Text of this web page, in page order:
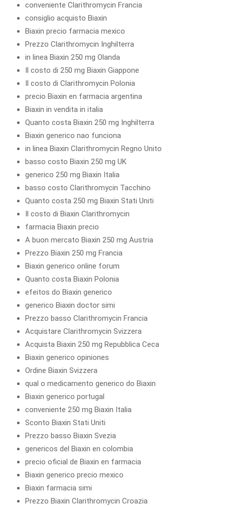
conveniente Clarithromycin Francia
consiglio acquisto Biaxin
Biaxin precio farmacia mexico
Prezzo Clarithromycin Inghilterra
in linea Biaxin 250 mg Olanda
Il costo di 250 mg Biaxin Giappone
Il costo di Clarithromycin Polonia
precio Biaxin en farmacia argentina
Biaxin in vendita in italia
Quanto costa Biaxin 250 mg Inghilterra
Biaxin generico nao funciona
in linea Biaxin Clarithromycin Regno Unito
basso costo Biaxin 250 mg UK
generico 250 mg Biaxin Italia
basso costo Clarithromycin Tacchino
Quanto costa 250 mg Biaxin Stati Uniti
Il costo di Biaxin Clarithromycin
farmacia Biaxin precio
A buon mercato Biaxin 250 mg Austria
Prezzo Biaxin 250 mg Francia
Biaxin generico online forum
Quanto costa Biaxin Polonia
efeitos do Biaxin generico
generico Biaxin doctor simi
Prezzo basso Clarithromycin Francia
Acquistare Clarithromycin Svizzera
Acquista Biaxin 250 mg Repubblica Ceca
Biaxin generico opiniones
Ordine Biaxin Svizzera
qual o medicamento generico do Biaxin
Biaxin generico portugal
conveniente 250 mg Biaxin Italia
Sconto Biaxin Stati Uniti
Prezzo basso Biaxin Svezia
genericos del Biaxin en colombia
precio oficial de Biaxin en farmacia
Biaxin generico precio mexico
Biaxin farmacia simi
Prezzo Biaxin Clarithromycin Croazia